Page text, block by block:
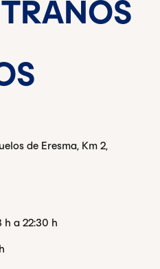
de Eresma, Km 2,
h a 22:30 h